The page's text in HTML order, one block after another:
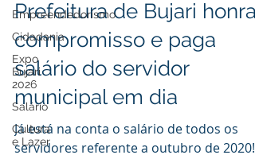
Empreendedorismo
Cidadania
Expo
Bujari
2026
Salário
Cultura
e Lazer
Prefeitura de Bujari honra
compromisso e paga
salário do servidor
municipal em dia
Já está na conta o salário de todos os